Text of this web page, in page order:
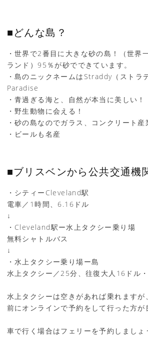
■どんな島？
・世界で2番目に大きな砂の島！（世界
ランド）95％が砂でできています。
・島のニックネームはStraddy（スト
Paradise
・青過ぎる海と、自然が本当に美しい！
・野生動物に会える！
・砂の島なのでガラス、コンクリート産
・ビールも名産
■ブリスベンから公共交通機
・シティーCleveland駅
電車／1時間、6.16ドル
↓
・Cleveland駅ー水上タクシー乗り場
無料シャトルバス
↓
・水上タクシー乗り場ー島
水上タクシー／25分、往復大人16ドル
水上タクシーは空きがあれば乗れます
前にオンラインで予約をして行った方が
車で行く場合はフェリーを予約しましょ